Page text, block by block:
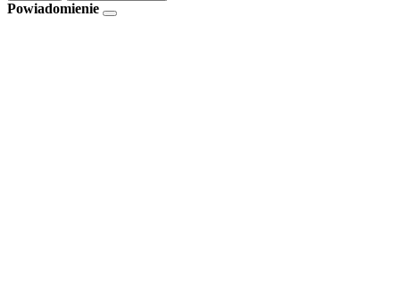
Powiadomienie